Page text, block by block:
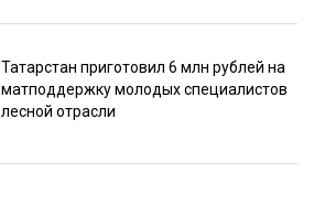
Татарстан приготовил 6 млн рублей на
матподдержку молодых специалистов
лесной отрасли